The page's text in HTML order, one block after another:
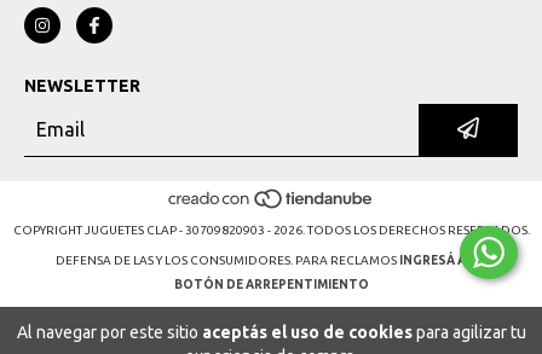
Al navegar por este sitio aceptás el uso de cookiespara agilizar tu
NEWSLETTER
COPYRIGHT JUGUETES CLAP - 30709820903 - 2026. TODOS LOS DERECHOS RESERVADOS.
DEFENSA DE LAS Y LOS CONSUMIDORES. PARA RECLAMOS
INGRESÁ ACÁ.
BOTÓN DE ARREPENTIMIENTO